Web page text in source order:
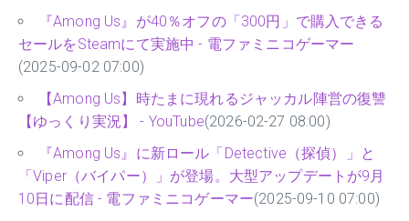
『Among Us』が40％オフの「300円」で購入できる
セールをSteamにて実施中 - 電ファミニコゲーマー
(2025-09-02 07:00)
【Among Us】時たまに現れるジャッカル陣営の復讐
【ゆっくり実況】 - YouTube(2026-02-27 08:00)
『Among Us』に新ロール「Detective（探偵）」と
「Viper（バイパー）」が登場。大型アップデートが9月
10日に配信 - 電ファミニコゲーマー(2025-09-10 07:00)